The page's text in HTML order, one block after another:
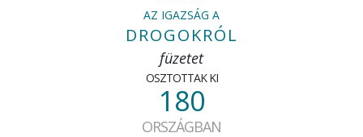
AZ IGAZSÁG A
DROGOKRÓL
füzetet
OSZTOTTAK KI
180
ORSZÁGBAN